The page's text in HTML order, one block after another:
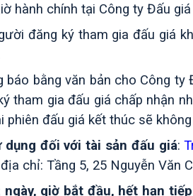
hành chính tại Công ty Đấu
đăng ký tham gia đấu giá
bằng văn bản cho Công ty
tham gia đấu giá chấp nhận
phiên đấu giá kết thúc sẽ
dụng đối với tài sản đấu giá:
địa chỉ: Tầng 5, 25 Nguyễn Văn
giờ bắt đầu, hết hạn